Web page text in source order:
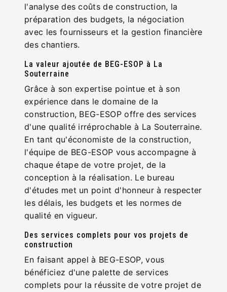
l'analyse des coûts de construction, la
préparation des budgets, la négociation
avec les fournisseurs et la gestion financière
des chantiers.
La valeur ajoutée de BEG-ESOP à La
Souterraine
Grâce à son expertise pointue et à son
expérience dans le domaine de la
construction, BEG-ESOP offre des services
d'une qualité irréprochable à La Souterraine.
En tant qu'économiste de la construction,
l'équipe de BEG-ESOP vous accompagne à
chaque étape de votre projet, de la
conception à la réalisation. Le bureau
d'études met un point d'honneur à respecter
les délais, les budgets et les normes de
qualité en vigueur.
Des services complets pour vos projets de
construction
En faisant appel à BEG-ESOP, vous
bénéficiez d'une palette de services
complets pour la réussite de votre projet de